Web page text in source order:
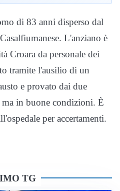
di 83 anni disperso dal
L'anziano è
Croara da personale dei
tramite l'ausilio di un
e provato dai due
in buone condizioni. È
per accertamenti.
TG